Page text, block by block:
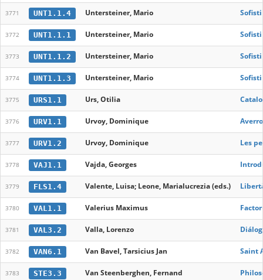
3771 UNT1.1.4 Untersteiner, Mario
3772 UNT1.1.1 Untersteiner, Mario
3773 UNT1.1.2 Untersteiner, Mario
3774 UNT1.1.3 Untersteiner, Mario
3775 URS1.1 Urs, Otilia
3776 URV1.1 Urvoy, Dominique
3777 URV1.2 Urvoy, Dominique Les
3778 VAJ1.1 Vajda, Georges
3779 FLS1.4 Valente, Luisa; Leone, Marialucrezia (eds.)
3780 VAL1.1 Valerius Maximus
3781 VAL3.2 Valla, Lorenzo
3782 VAN6.1 Van Bavel, Tarsicius Jan Saint
3783 STE3.3 Van Steenberghen, Fernand